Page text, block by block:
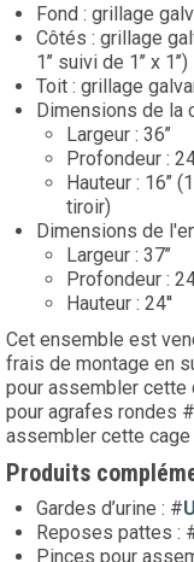
Fond : grillage
Côtés : grillage
1’’ suivi de 1’’ x
Toit : grillage
Dimensions de la
Largeur : 36’’
Profondeur :
Hauteur : 16’’
tiroir)
Dimensions de
Largeur : 37’’
Profondeur :
Hauteur : 24''
Cet ensemble est
frais de montage en
pour assembler cette
pour agrafes rondes #
assembler cette
Produits
Gardes d’urine : #
Reposes pattes :
Pinces pour